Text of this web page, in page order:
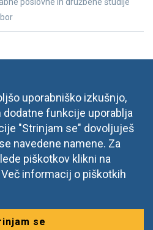
poslovne in družbene študije
uporabniško izkušnjo,
dodatne funkcije uporablja
"Strinjam se" dovoljuješ
navedene namene. Za
piškotkov klikni na
informacij o piškotkih
se